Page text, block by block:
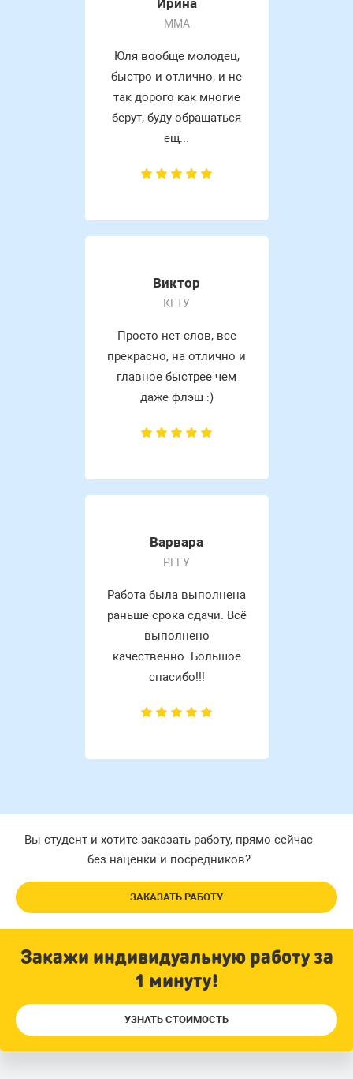
MMA
Юля вообще молодец,
быстро и отлично, и не
так дорого как многие
берут, буду обращаться
ещ...
Виктор
КГТУ
Просто нет слов, все
прекрасно, на отлично и
главное быстрее чем
даже флэш :)
Варвара
РГГУ
Работа была выполнена
раньше срока сдачи. Всё
выполнено
качественно. Большое
спасибо!!!
Вы студент и хотите заказать работу, прямо сейчас
без наценки и посредников?
ЗАКАЗАТЬ РАБОТУ
Закажи индивидуальную работу за
1 минуту!
УЗНАТЬ СТОИМОСТЬ